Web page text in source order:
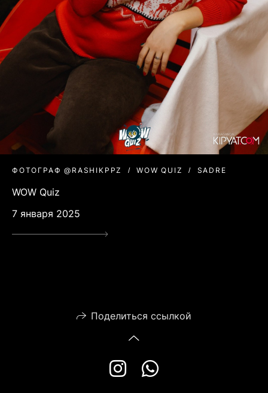
ФОТОГРАФ @RASHIKPPZ WOW QUIZ SADRE
WOW Quiz
7 января 2025
Поделиться ссылкой